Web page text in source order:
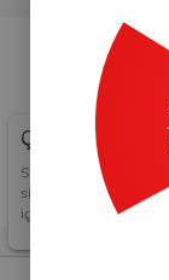
Çerez Kullanımı
Sizlere en iyi
sitemizde
için Kvkk